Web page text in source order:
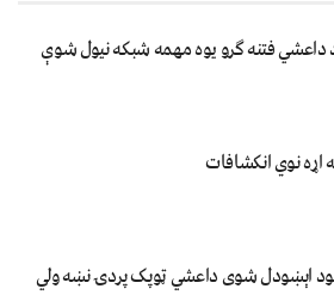
داعشي فتنه ګرو يوه مهمه شبکه نيول شوې
اړه نوي انکشافات
اېښودل شوی داعشي ټوپک پردۍ نښه ولي